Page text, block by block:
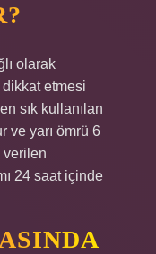
olarak
etmesi
sık kullanılan
ve yarı ömrü 6
verilen
24 saat içinde